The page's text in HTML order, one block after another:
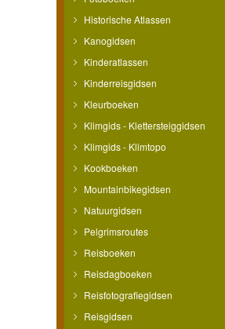
Historische Atlassen
Kanogidsen
Kinderatlassen
Kinderreisgidsen
Kleurboeken
Klimgids - Klettersteiggidsen
Klimgids - Klimtopo
Kookboeken
Mountainbikegidsen
Natuurgidsen
Pelgrimsroutes
Reisboeken
Reisdagboeken
Reisfotografiegidsen
Reisgidsen